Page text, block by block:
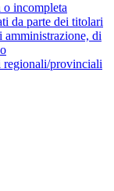
o incompleta
da parte dei titolari
di
provinciali